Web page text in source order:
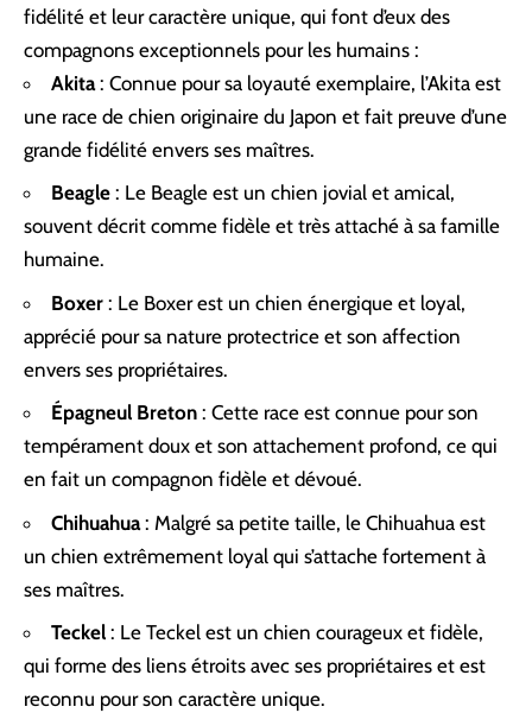
fidélité et leur caractère unique, qui font d’eux des
compagnons exceptionnels pour les humains :
Akita: Connue pour sa loyauté exemplaire, l’Akita est
une race de chien originaire du Japon et fait preuve d’une
grande fidélité envers ses maîtres.
Beagle : Le Beagle est un chien jovial et amical,
souvent décrit comme fidèle et très attaché à sa famille
humaine.
Boxer : Le Boxer est un chien énergique et loyal,
apprécié pour sa nature protectrice et son affection
envers ses propriétaires.
Épagneul Breton : Cette race est connue pour son
tempérament doux et son attachement profond, ce qui
en fait un compagnon fidèle et dévoué.
Chihuahua: Malgré sa petite taille, le Chihuahua est
un chien extrêmement loyal qui s’attache fortement à
ses maîtres.
Teckel : Le Teckel est un chien courageux et fidèle,
qui forme des liens étroits avec ses propriétaires et est
reconnu pour son caractère unique.